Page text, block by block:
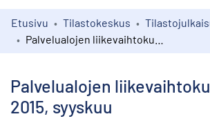
Kokoelmat
Etusivu Tilastokeskus
Palvelualojen
2015, syyskuu